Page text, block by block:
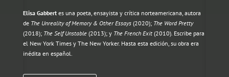
Elisa Gabbertes una poeta, ensayista y crítica norteamericana, autora
de The Unreality of Memory & Other Essays (2020); The Word Pretty
(2018); The Self Unstable (2013); y The French Exit(2010). Escribe para
el New York Times y The New Yorker. Hasta esta edición, su obra era
inédita en español.